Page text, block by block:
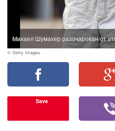
Михаел Шумахер разочарован от
© Getty Images
Save